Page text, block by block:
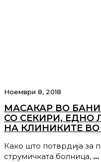
Ноември 8, 2018
МАСАКАР ВО
СО СЕКИРИ, ЕДНО
НА КЛИНИКИТЕ ВО
Како што потврдија за
струмичката болница, …